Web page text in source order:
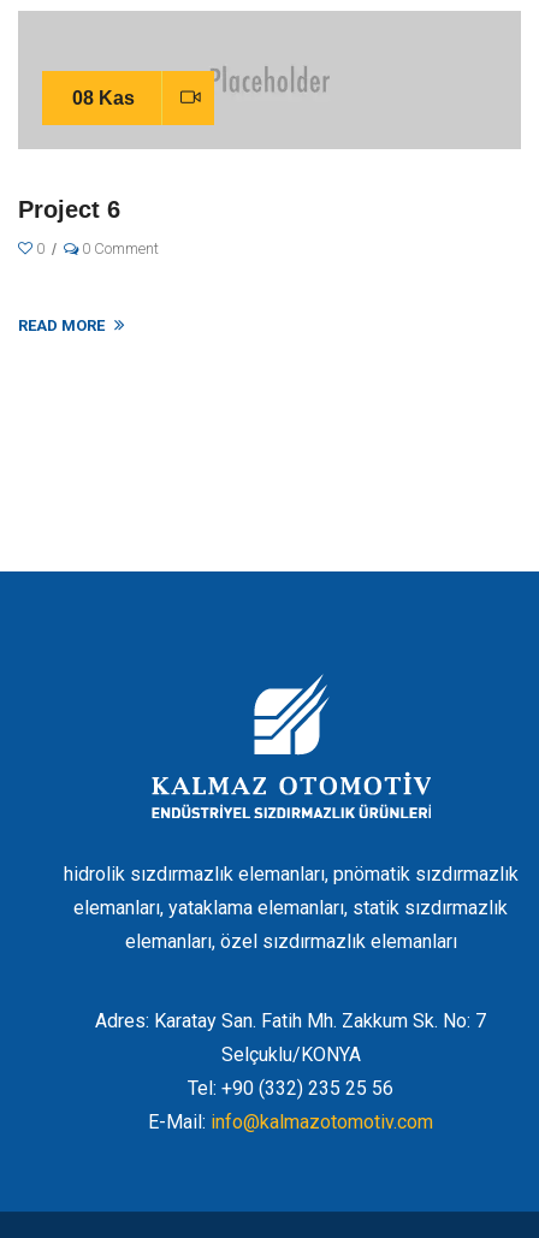
08 Kas
Project 6
0 0 Comment
READ MORE
hidrolik sızdırmazlık elemanları, pnömatik sızdırmazlık
elemanları, yataklama elemanları, statik sızdırmazlık
elemanları, özel sızdırmazlık elemanları
Adres: Karatay San. Fatih Mh. Zakkum Sk. No: 7
Selçuklu/KONYA
Tel: +90 (332) 235 25 56
E-Mail: info@kalmazotomotiv.com